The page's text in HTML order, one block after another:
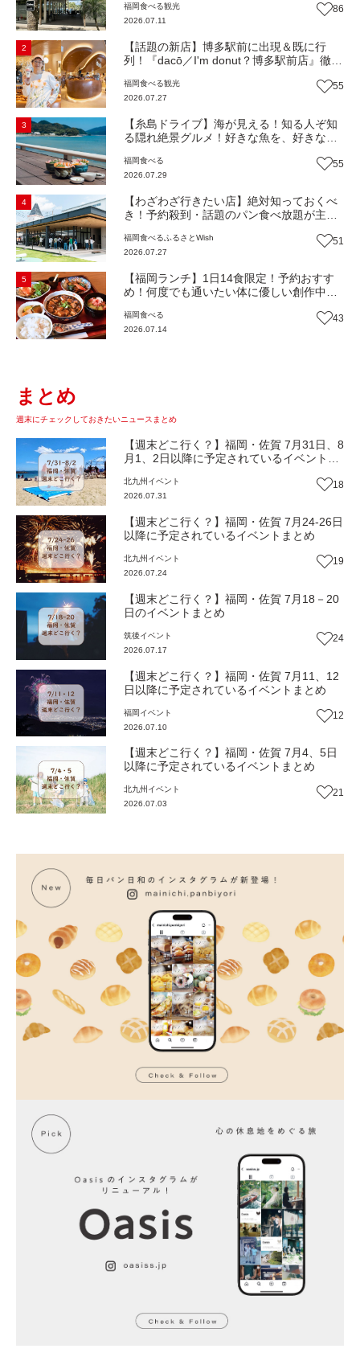
Beach Cafe』（福岡・糸島市）【まち歩
き】
福岡食べる観光
2026.07.11
86
2
【話題の新店】博多駅前に出現＆既に行
列！『dacō／I'm donut？博多駅前店』徹底
しみ方＆イチオシメニューも紹介！（福岡
市博多区）【まち歩き】
福岡食べる観光
2026.07.27
55
3
【糸島ドライブ】海が見える！知る人ぞ知
る隠れ絶景グルメ！好きな魚を、好きなだ
堂』（福岡市西区）【まち歩き】
福岡食べる
2026.07.29
55
4
【わざわざ行きたい店】絶対知っておくべ
き！予約殺到・話題のパン食べ放題が主
『bound garden』（福岡・新宮町）【まち
歩き】
福岡食べる ふるさとWish
2026.07.27
51
5
【福岡ランチ】1日14食限定！予約おすす
め！何度でも通いたい体に優しい創作中華
【まち歩き】
福岡食べる
2026.07.14
43
まとめ
週末にチェックしておきたいニュースまとめ
【週末どこ行く？】福岡・佐賀 7月31日、8
月1、2日以降に予定されているイベントま
北九州 イベント
2026.07.31
18
【週末どこ行く？】福岡・佐賀 7月24-26日
以降に予定されているイベントまとめ
北九州 イベント
2026.07.24
19
【週末どこ行く？】福岡・佐賀 7月18－20
日のイベントまとめ
筑後イベント
2026.07.17
24
【週末どこ行く？】福岡・佐賀 7月11、12
日以降に予定されているイベントまとめ
福岡 イベント
2026.07.10
12
【週末どこ行く？】福岡・佐賀 7月4、5日
以降に予定されているイベントまとめ
北九州 イベント
2026.07.03
21